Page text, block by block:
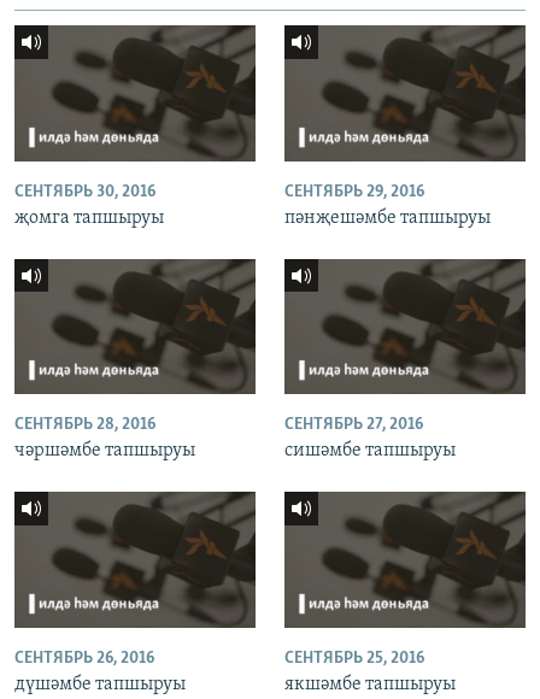
СЕНТЯБРЬ 30, 2016
җомга тапшыруы
СЕНТЯБРЬ 29, 2016
пәнҗешәмбе тапшыруы
СЕНТЯБРЬ 28, 2016
чәршәмбе тапшыруы
СЕНТЯБРЬ 27, 2016
сишәмбе тапшыруы
СЕНТЯБРЬ 26, 2016
дүшәмбе тапшыруы
СЕНТЯБРЬ 25, 2016
якшәмбе тапшыруы